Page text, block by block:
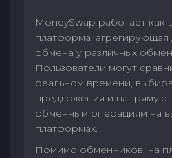
MoneySwap работает как
платформа, агрегирующая
обмена у различных
Пользователи могут
реальном времени,
предложения и напрямую
обменным операциям на
платформах.
Помимо обменников, на